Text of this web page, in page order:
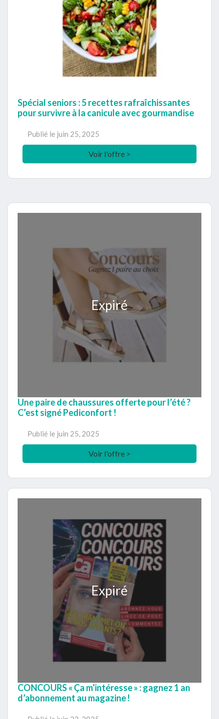
Spécial seniors : 5 recettes rafraîchissantes
pour survivre à la canicule avec gourmandise
Publié le juin 25, 2025
Voir l'offre >
Expiré
Une paire de chaussures offerte pour l’été ?
C’est signé Pediconfort !
Publié le juin 25, 2025
Voir l'offre >
Expiré
CONCOURS « Ça m’intéresse » : gagnez 1 an
d’abonnement au magazine !